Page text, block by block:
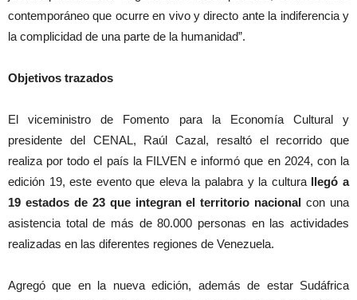
contemporáneo que ocurre en vivo y directo ante la indiferencia y
la complicidad de una parte de la humanidad”.
Objetivos trazados
El viceministro de Fomento para la Economía Cultural y
presidente del CENAL, Raúl Cazal, resaltó el recorrido que
realiza por todo el país la FILVEN e informó que en 2024, con la
edición 19, este evento que eleva la palabra y la cultura llegó a
19 estados de 23 que integran el territorio nacional con una
asistencia total de más de 80.000 personas en las actividades
realizadas en las diferentes regiones de Venezuela.
Agregó que en la nueva edición, además de estar Sudáfrica